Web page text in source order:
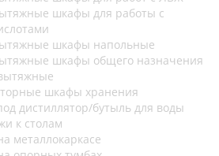
шкафы для работы с
шкафы напольные
шкафы общего назначения
шкафы хранения
дистиллятор/бутыль для воды
к столам
металлокаркасе